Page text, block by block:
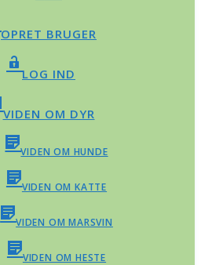
OPRET BRUGER
LOG IND
VIDEN OM DYR
VIDEN OM HUNDE
VIDEN OM KATTE
VIDEN OM MARSVIN
VIDEN OM HESTE